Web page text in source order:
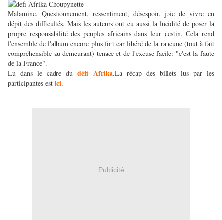
Malamine. Questionnement, ressentiment, désespoir, joie de vivre en
dépit des difficultés. Mais les auteurs ont eu aussi la lucidité de poser la
propre responsabilité des peuples africains dans leur destin. Cela rend
l'ensemble de l'album encore plus fort car libéré de la rancune (tout à fait
compréhensible au demeurant) tenace et de l'excuse facile: "c'est la faute
de la France".
Lu dans le cadre dudéfi Afrika.La récap des billets lus par les
participantes est ici.
Publicité